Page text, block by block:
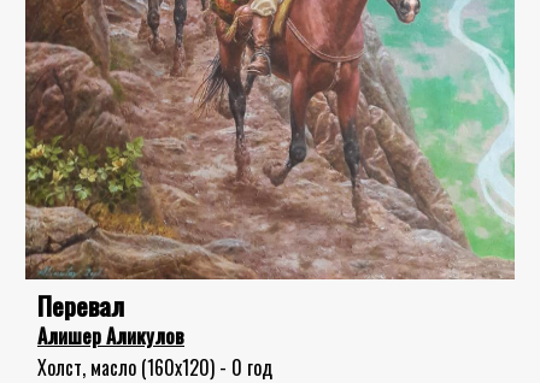
Перевал
Алишер Аликулов
Холст, масло (160x120) - 0 год